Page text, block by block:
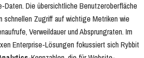
Die übersichtliche Benutzeroberfläche
schnellen Zugriff auf wichtige Metriken wie
Verweildauer und Absprungraten. Im
Enterprise-Lösungen fokussiert sich Rybbit